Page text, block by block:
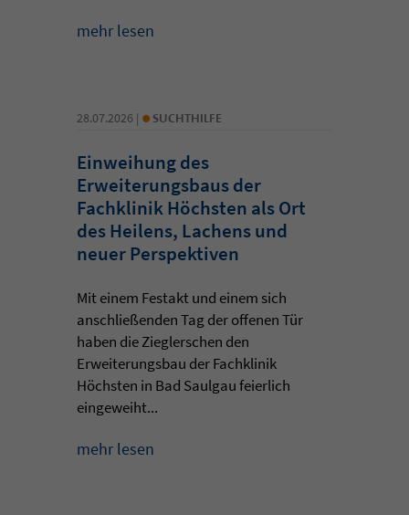
mehr lesen
28.07.2026 | • SUCHTHILFE
Einweihung des
Erweiterungsbaus der
Fachklinik Höchsten als Ort
des Heilens, Lachens und
neuer Perspektiven
Mit einem Festakt und einem sich
anschließenden Tag der offenen Tür
haben die Zieglerschen den
Erweiterungsbau der Fachklinik
Höchsten in Bad Saulgau feierlich
eingeweiht...
mehr lesen